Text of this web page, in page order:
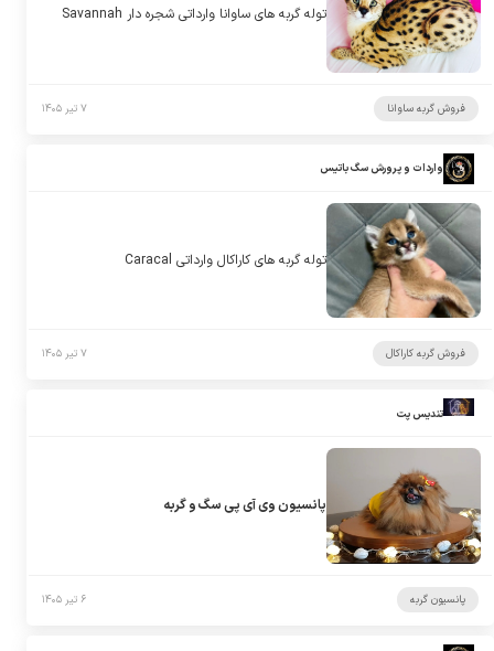
توله گربه های ساوانا وارداتی شجره دار Savannah
فروش گربه ساوانا ۷ تیر ۱۴۰۵
واردات و پرورش سگ باتیس
توله گربه های کاراکال وارداتی Caracal
فروش گربه کاراکال ۷ تیر ۱۴۰۵
تندیس پت
پانسیون وی آی پی سگ و گربه
پانسیون گربه ۶ تیر ۱۴۰۵